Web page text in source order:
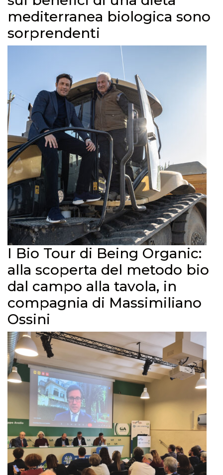
mediterranea biologica sono
sorprendenti
I Bio Tour di Being Organic:
alla scoperta del metodo bio
dal campo alla tavola, in
compagnia di Massimiliano
Ossini